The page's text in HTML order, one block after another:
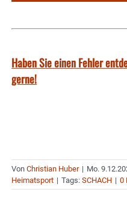
Haben Sie einen Fehler
gerne!
Von Christian Huber | Mo.
Heimatsport | Tags: SCHACH | 0